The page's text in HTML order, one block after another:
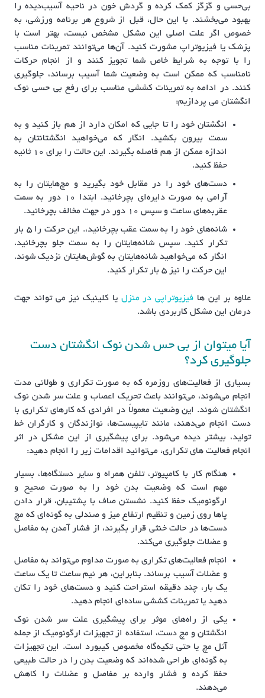
بی‌حسی و گزگز کمک کرده و گردش خون در ناحیه آسیب‌دیده را
بهبود می‌بخشند. با این حال، قبل از شروع هر برنامه ورزشی، به
خصوص اگر علت اصلی این مشکل مشخص نیست، بهتر است با
پزشک یا فیزیوتراپ مشورت کنید. آن‌ها می‌توانند تمرینات مناسب
را با توجه به شرایط خاص شما تجویز کنند و از انجام حرکات
نامناسب که ممکن است به وضعیت شما آسیب برساند، جلوگیری
کنند. در ادامه به تمرینات کششی مناسب برای رفع بی حسی نوک
انگشتان می پردازیم:
انگشتان خود را تا جایی که امکان دارد از هم باز کنید و به
سمت بیرون بکشید. انگار که می‌خواهید انگشتانتان به
اندازه ممکن از هم فاصله بگیرند. این حالت را برای ۱۰ ثانیه
حفظ کنید.
دست‌های خود را در مقابل خود بگیرید و مچ‌هایتان را به
آرامی به صورت دایره‌ای بچرخانید. ابتدا ۱۰ دور به سمت
عقربه‌های ساعت و سپس ۱۰ دور در جهت مخالف بچرخانید.
شانه‌های خود را به سمت عقب بچرخانید،. این حرکت را ۵ بار
تکرار کنید. سپس شانه‌هایتان را به سمت جلو بچرخانید،
انگار که می‌خواهید شانه‌هایتان به گوش‌هایتان نزدیک شوند.
این حرکت را نیز ۵ بار تکرار کنید.
علاوه بر این ها فیزیوتراپی در منزل یا کلینیک نیز می تواند جهت
درمان این مشکل کاربردی باشد.
آیا میتوان از بی حس شدن نوک انگشتان دست
جلوگیری کرد؟
بسیاری از فعالیت‌های روزمره که به صورت تکراری و طولانی مدت
انجام می‌شوند، می‌توانند باعث تحریک اعصاب و علت سر شدن نوک
انگشتان شوند. این وضعیت معمولاً در افرادی که کارهای تکراری با
دست انجام می‌دهند، مانند تایپیست‌ها، نوازندگان و کارگران خط
تولید، بیشتر دیده می‌شود. برای پیشگیری از این مشکل در اثر
انجام فعالیت های تکراری، می‌توانید اقدامات زیر را انجام دهید:
هنگام کار با کامپیوتر، تلفن همراه و سایر دستگاه‌ها، بسیار
مهم است که وضعیت بدن خود را به صورت صحیح و
ارگونومیک حفظ کنید. نشستن صاف با پشتیبان، قرار دادن
پاها روی زمین و تنظیم ارتفاع میز و صندلی به گونه‌ای که مچ
دست‌ها در حالت خنثی قرار بگیرند، از فشار آمدن به مفاصل
و عضلات جلوگیری می‌کند.
انجام فعالیت‌های تکراری به صورت مداوم می‌تواند به مفاصل
و عضلات آسیب برساند. بنابراین، هر نیم ساعت تا یک ساعت
یک بار، چند دقیقه استراحت کنید و دست‌های خود را تکان
دهید یا تمرینات کششی ساده‌ای انجام دهید.
یکی از راه‌های موثر برای پیشگیری علت سر شدن نوک
انگشتان و مچ دست، استفاده از تجهیزات ارگونومیک از جمله
آتل مچ یا حتی تکیه‌گاه مخصوص کیبورد است. این تجهیزات
به گونه‌ای طراحی شده‌اند که وضعیت بدن را در حالت طبیعی
حفظ کرده و فشار وارده بر مفاصل و عضلات را کاهش
می‌دهند.